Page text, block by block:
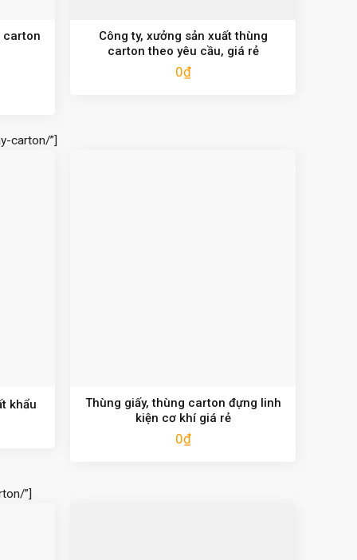
carton
Công ty, xưởng sản xuất thùng
carton theo yêu cầu, giá rẻ
0₫
carton/”]
khẩu
Thùng giấy, thùng carton đựng linh
kiện cơ khí giá rẻ
0₫
”]